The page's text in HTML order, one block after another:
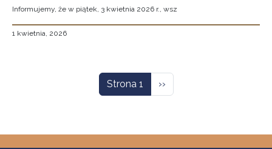
Informujemy, że w piątek, 3 kwietnia 2026 r., wsz
1 kwietnia, 2026
Strona 1 Następna strona
››